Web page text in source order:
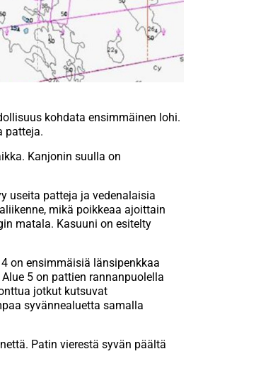
kohdata ensimmäinen lohi.
patteja.
Kanjonin suulla on
useita patteja ja vedenalaisia
mikä poikkeaa ajoittain
matala. Kasuuni on esitelty
on ensimmäisiä länsipenkkaa
5 on pattien rannanpuolella
jotkut kutsuvat
syvännealuetta samalla
Patin vierestä syvän päältä